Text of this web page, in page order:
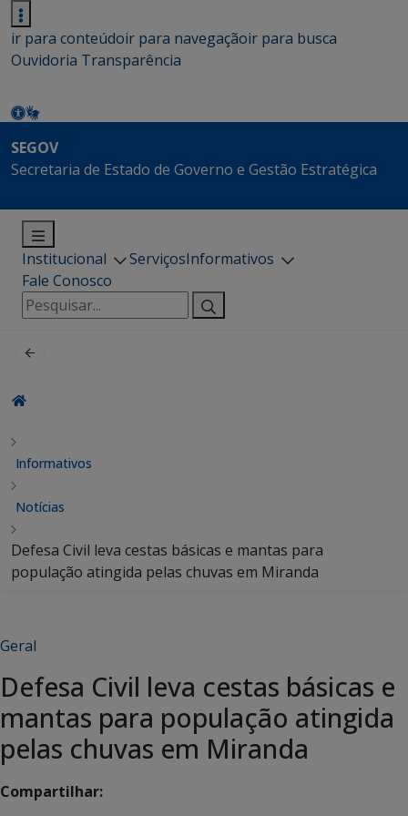
ir para conteúdoir para navegaçãoir para busca
Ouvidoria Transparência
SEGOV
Secretaria de Estado de Governo e Gestão Estratégica
Institucional ServiçosInformativos
Fale Conosco
Pesquisar
por:
Informativos
Notícias
Defesa Civil leva cestas básicas e mantas para
população atingida pelas chuvas em Miranda
Geral
Defesa Civil leva cestas básicas e
mantas para população atingida
pelas chuvas em Miranda
Compartilhar: